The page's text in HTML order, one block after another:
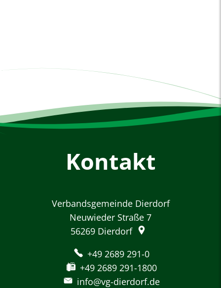
Kontakt
Verbandsgemeinde Dierdorf
Neuwieder Straße 7
56269 Dierdorf
+49 2689 291-0
+49 2689 291-1800
info@vg-dierdorf.de